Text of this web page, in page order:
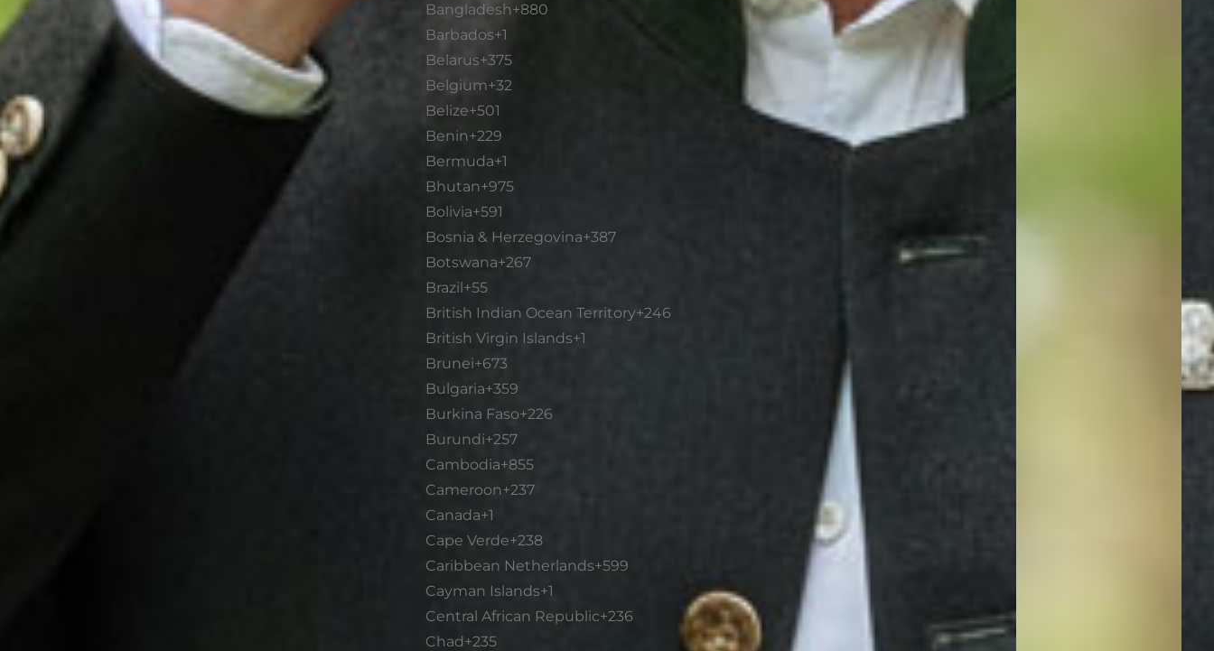
Bangladesh+880
Barbados+1
Belarus+375
Belgium+32
Belize+501
Benin+229
Bermuda+1
Bhutan+975
Bolivia+591
Bosnia & Herzegovina+387
Botswana+267
Brazil+55
British Indian Ocean Territory+246
British Virgin Islands+1
Brunei+673
Bulgaria+359
Burkina Faso+226
Burundi+257
Cambodia+855
Cameroon+237
Canada+1
Cape Verde+238
Caribbean Netherlands+599
Cayman Islands+1
Central African Republic+236
Chad+235